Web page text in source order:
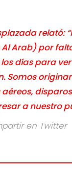
relató:
Arab) por
días para
Somos
a nuestro
en Twitter